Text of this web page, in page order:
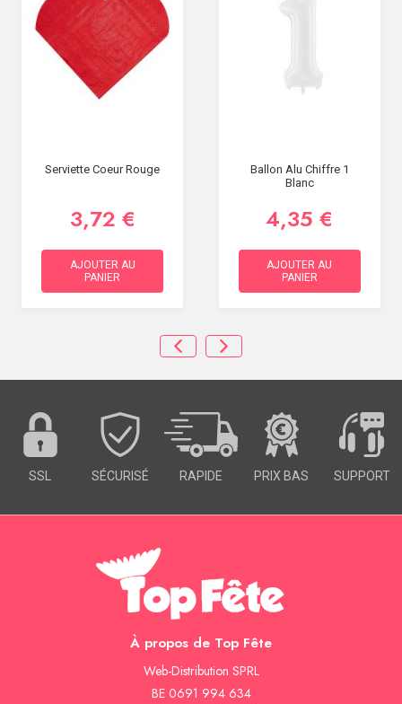
Serviette Coeur Rouge
3,72 €
AJOUTER AU
PANIER
Ballon Alu Chiffre 1
Blanc
4,35 €
AJOUTER AU
PANIER
SSL SÉCURISÉ RAPIDE PRIX BAS SUPPORT
À propos de Top Fête
Web-Distribution SPRL
BE 0691 994 634